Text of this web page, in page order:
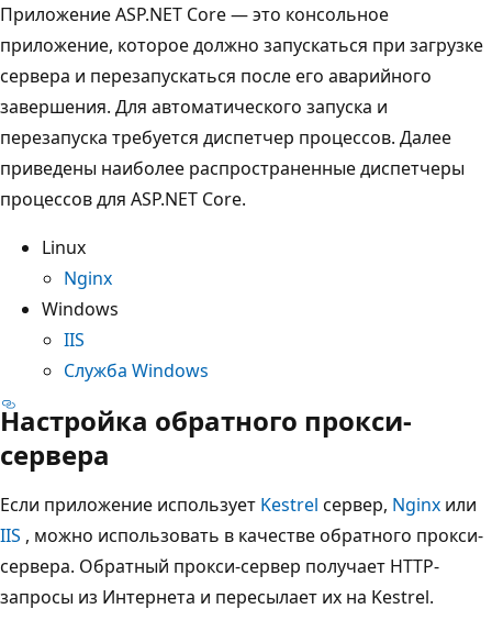
Приложение ASP.NET Core — это консольное
приложение, которое должно запускаться при загрузке
сервера и перезапускаться после его аварийного
завершения. Для автоматического запуска и
перезапуска требуется диспетчер процессов. Далее
приведены наиболее распространенные диспетчеры
процессов для ASP.NET Core.
Linux
Nginx
Windows
IIS
Служба Windows
Настройка обратного прокси-
сервера
Если приложение использует Kestrel сервер, Nginx или
IIS , можно использовать в качестве обратного прокси-
сервера. Обратный прокси-сервер получает HTTP-
запросы из Интернета и пересылает их на Kestrel.